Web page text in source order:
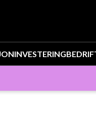
INVESTERING